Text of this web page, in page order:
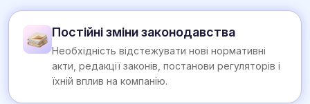
Постійні зміни законодавства
Необхідність відстежувати нові нормативні
акти, редакції законів, постанови регуляторів і
їхній вплив на компанію.